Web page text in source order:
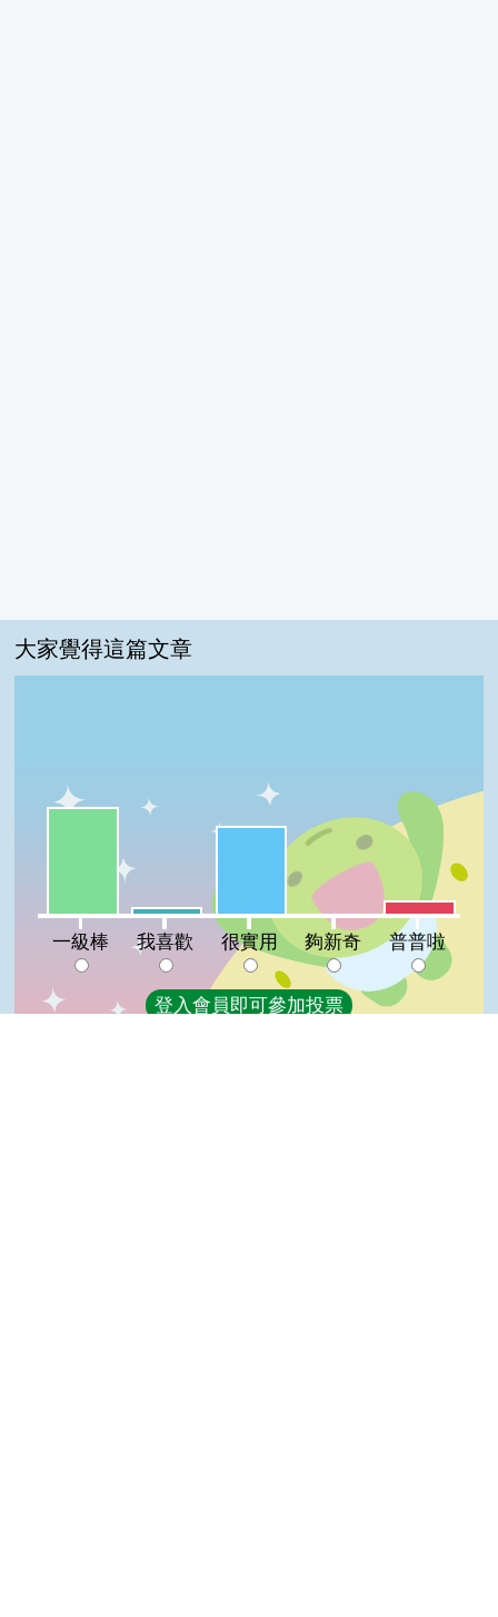
大家覺得這篇文章
我喜歡:3%
很實用:41%
夠新奇:0%
普普啦:6%
一級棒
我喜歡 很實用 夠新奇 普普啦
登入會員即可參加投票